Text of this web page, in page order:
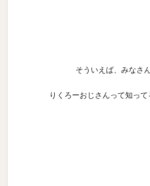
そういえば、みなさん
りくろーおじさんって知って